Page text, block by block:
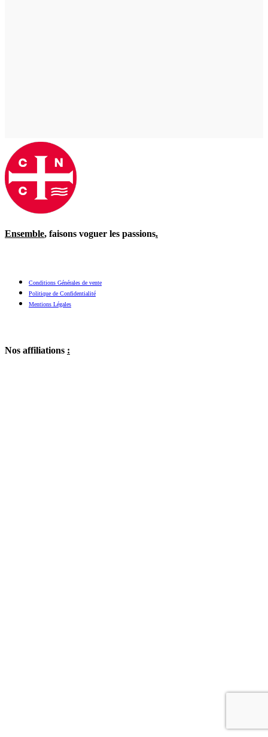
Ensemble, faisons voguer les passions.
Conditions Générales de vente
Politique de Confidentialité
Mentions Légales
Nos affiliations :